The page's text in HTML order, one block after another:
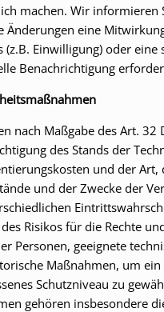
machen. Wir informieren
Änderungen eine
(z.B. Einwilligung) oder eine
Benachrichtigung
nach Maßgabe des Art. 32
des Stands der
und der Art,
und der Zwecke der
Risikos für die Rechte
Personen, geeignete
Maßnahmen, um ein
Schutzniveau zu
gehören insbesondere